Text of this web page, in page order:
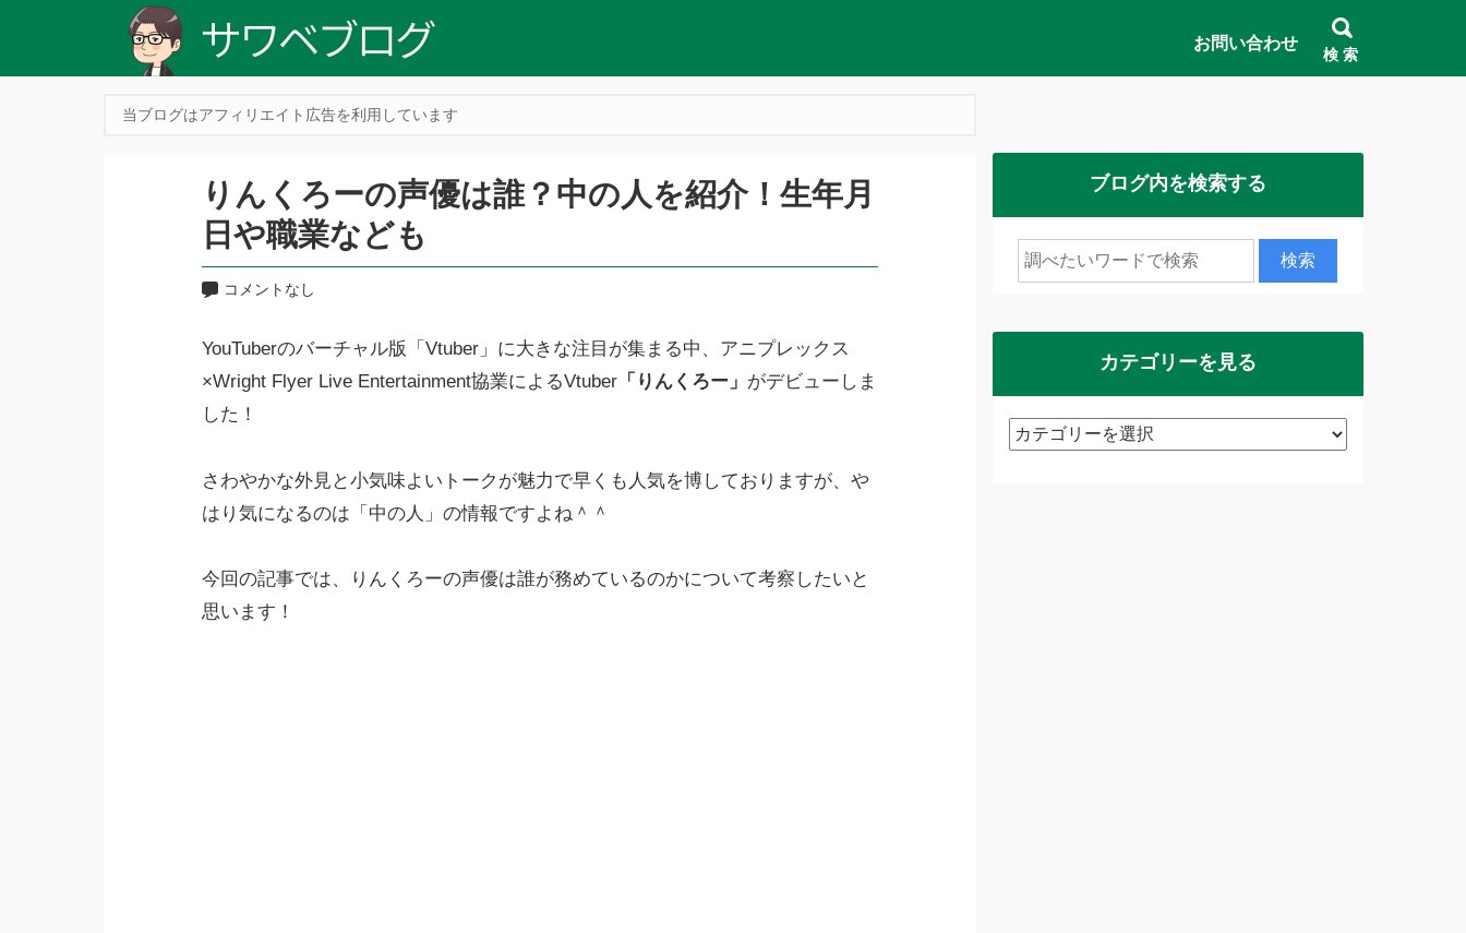
お問い合わせ
検 索
当ブログはアフィリエイト広告を利用しています
りんくろーの声優は誰？中の人を紹介！生年月
日や職業なども
コメントなし
YouTuberのバーチャル版「Vtuber」に大きな注目が集まる中、アニプレックス
×Wright Flyer Live Entertainment協業によるVtuber「りんくろー」 がデビューしま
した！
さわやかな外見と小気味よいトークが魅力で早くも人気を博しておりますが、や
はり気になるのは「中の人」の情報ですよね＾＾
今回の記事では、りんくろーの声優は誰が務めているのかについて考察したいと
思います！
ブログ内を検索する
カテゴリーを見る
カ